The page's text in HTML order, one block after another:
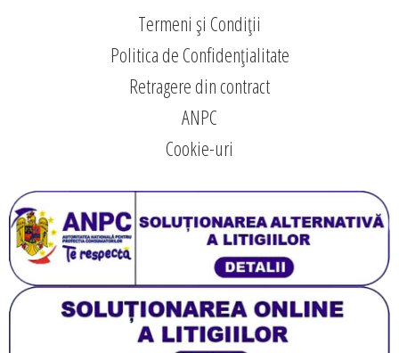
Termeni și Condiții
Politica de Confidențialitate
Retragere din contract
ANPC
Cookie-uri